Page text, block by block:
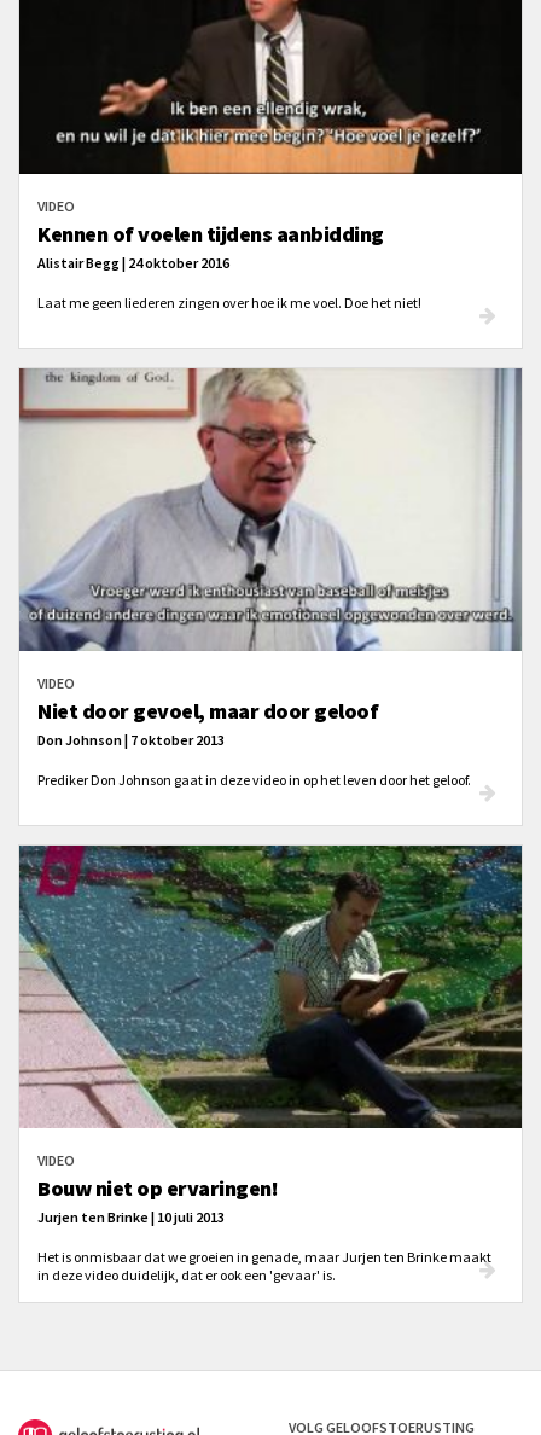
VIDEO
Kennen of voelen tijdens aanbidding
Alistair Begg | 24 oktober 2016
Laat me geen liederen zingen over hoe ik me voel. Doe het niet!
VIDEO
Niet door gevoel, maar door geloof
Don Johnson | 7 oktober 2013
Prediker Don Johnson gaat in deze video in op het leven door het geloof.
VIDEO
Bouw niet op ervaringen!
Jurjen ten Brinke | 10 juli 2013
Het is onmisbaar dat we groeien in genade, maar Jurjen ten Brinke maakt
in deze video duidelijk, dat er ook een 'gevaar' is.
VOLG GELOOFSTOERUSTING